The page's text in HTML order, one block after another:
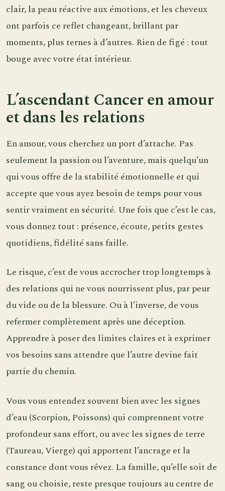
clair, la peau réactive aux émotions, et les cheveux
ont parfois ce reflet changeant, brillant par
moments, plus ternes à d’autres. Rien de figé : tout
bouge avec votre état intérieur.
L’ascendant Cancer en amour
et dans les relations
En amour, vous cherchez un port d’attache. Pas
seulement la passion ou l’aventure, mais quelqu’un
qui vous offre de la stabilité émotionnelle et qui
accepte que vous ayez besoin de temps pour vous
sentir vraiment en sécurité. Une fois que c’est le cas,
vous donnez tout : présence, écoute, petits gestes
quotidiens, fidélité sans faille.
Le risque, c’est de vous accrocher trop longtemps à
des relations qui ne vous nourrissent plus, par peur
du vide ou de la blessure. Ou à l’inverse, de vous
refermer complètement après une déception.
Apprendre à poser des limites claires et à exprimer
vos besoins sans attendre que l’autre devine fait
partie du chemin.
Vous vous entendez souvent bien avec les signes
d’eau (Scorpion, Poissons) qui comprennent votre
profondeur sans effort, ou avec les signes de terre
(Taureau, Vierge) qui apportent l’ancrage et la
constance dont vous rêvez. La famille, qu’elle soit de
sang ou choisie, reste presque toujours au centre de